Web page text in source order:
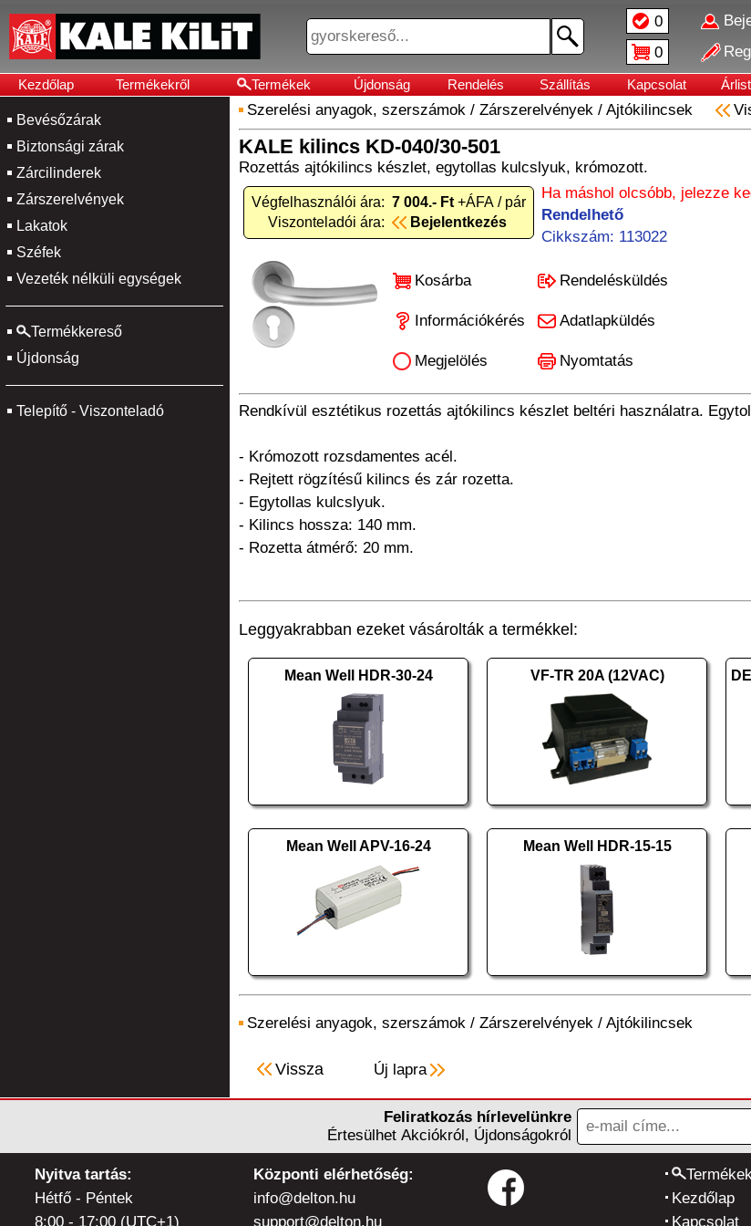
0
0
Kezdőlap Termékekről Termékek Újdonság Rendelés Szállítás Kapcsolat
Bevésőzárak
Biztonsági zárak
Zárcilinderek
Zárszerelvények
Lakatok
Széfek
Vezeték nélküli egységek
Termékkereső
Újdonság
Telepítő - Viszonteladó
Szerelési anyagok, szerszámok / Zárszerelvények / Ajtókilincsek
KALE kilincs KD-040/30-501
Rozettás ajtókilincs készlet, egytollas kulcslyuk, krómozott.
Végfelhasználói ára: 7 004.- Ft +ÁFA / pár
Viszonteladói ára:
Bejelentkezés
Ha máshol olcsóbb, jelezze
Rendelhető
Cikkszám: 113022
Kosárba Rendelésküldés
Információkérés Adatlapküldés
Megjelölés Nyomtatás
Rendkívül esztétikus rozettás ajtókilincs készlet beltéri használatra.
- Krómozott rozsdamentes acél.
- Rejtett rögzítésű kilincs és zár rozetta.
- Egytollas kulcslyuk.
- Kilincs hossza: 140 mm.
- Rozetta átmérő: 20 mm.
Leggyakrabban ezeket vásárolták a termékkel:
Mean Well HDR-30-24 VF-TR 20A (12VAC)
Mean Well APV-16-24 Mean Well HDR-15-15
Szerelési anyagok, szerszámok / Zárszerelvények / Ajtókilincsek
Vissza Új lapra
Feliratkozás hírlevelünkre
Értesülhet Akciókról, Újdonságokról
Nyitva tartás:
Hétfő - Péntek
8:00 - 17:00 (UTC+1)
Központi elérhetőség:
info@delton.hu
support@delton.hu
Kezdőlap
Kapcsolat